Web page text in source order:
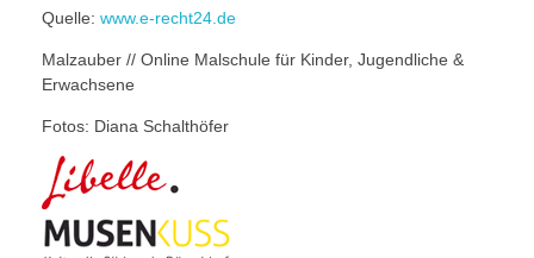
Quelle: www.e-recht24.de
Malzauber // Online Malschule für Kinder, Jugendliche &
Erwachsene
Fotos: Diana Schalthöfer